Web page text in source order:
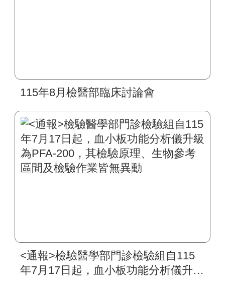
115年8月檢醫部臨床討論會
<通報>檢驗醫學部門診檢驗組自115
年7月17日起，血小板功能分析儀升級